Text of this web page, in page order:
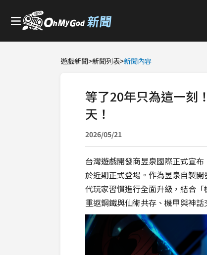
遊戲新聞>新聞列表>新聞內容
等了20年只為這一刻
天！
2026/05/21
台灣遊戲開發商昱泉國際正式宣
於近期正式登場。作為昱泉自製
代玩家習慣進行全面升級，結合
重返鋼鐵與仙術共存、機甲與神話